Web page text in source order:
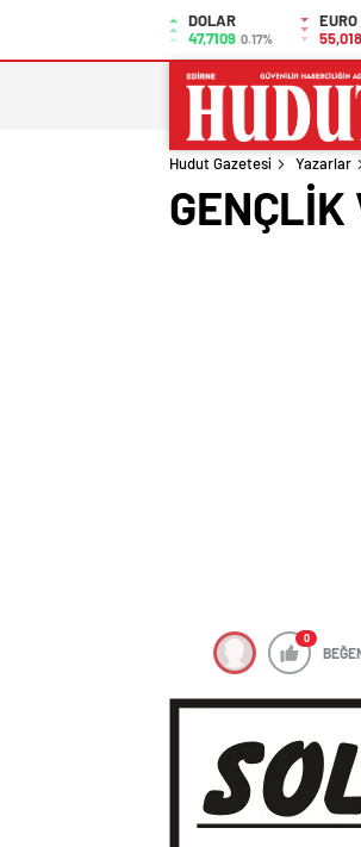
DOLAR
47,7109 0.17%
EURO
Hudut Gazetesi Yazarlar
GENÇLİK
0